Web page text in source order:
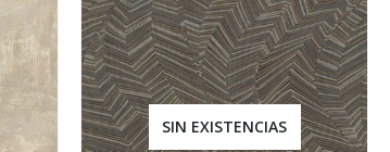
SIN EXISTENCIAS